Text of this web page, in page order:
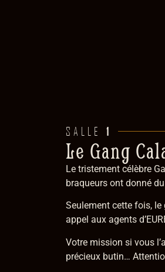
SALLE 1
Le Gang
Le tristement célèbre
braqueurs ont donné
Seulement cette fois,
appel aux agents
Votre mission si vous
précieux butin…